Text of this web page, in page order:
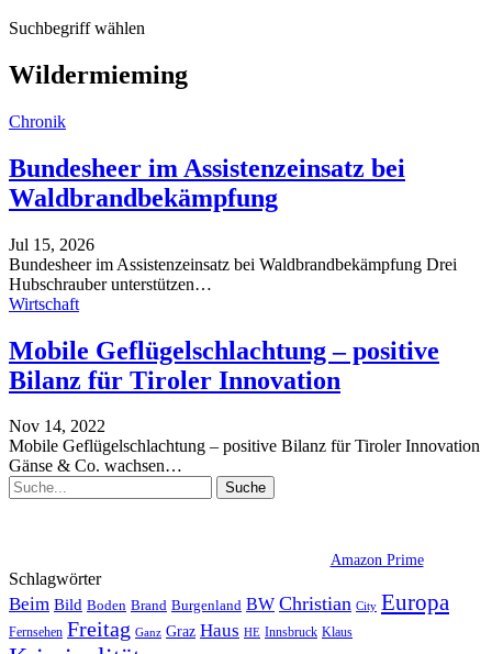
Suchbegriff wählen
Wildermieming
Chronik
Bundesheer im Assistenzeinsatz bei
Waldbrandbekämpfung
Jul 15, 2026
Bundesheer im Assistenzeinsatz bei Waldbrandbekämpfung Drei
Hubschrauber unterstützen…
Wirtschaft
Mobile Geflügelschlachtung – positive
Bilanz für Tiroler Innovation
Nov 14, 2022
Mobile Geflügelschlachtung – positive Bilanz für Tiroler Innovation
Gänse & Co. wachsen…
Amazon Prime
Schlagwörter
Beim Bild Boden Brand Burgenland BW Christian City Europa
Fernsehen Freitag Ganz Graz Haus HE Innsbruck Klaus